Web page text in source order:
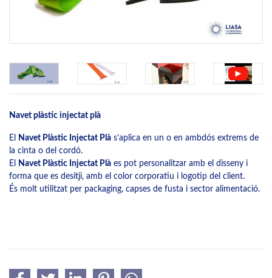
Navet plàstic injectat plà
El Navet Plàstic Injectat Plà s’aplica en un o en ambdós extrems de
la cinta o del cordó.
El
Navet Plàstic Injectat Plà es pot personalitzar amb el disseny i
forma que es desitji, amb el color corporatiu i logotip del client.
És molt utilitzat per packaging, capses de fusta i sector alimentació.